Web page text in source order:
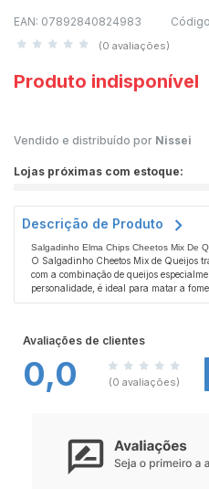
EAN: 07892840824983
(0 avaliações)
Produto indisponível
Vendido e distribuído por Nissei
Lojas próximas com estoque:
Descrição de Produto
Salgadinho Elma Chips Cheetos Mix De
O Salgadinho Cheetos Mix de Queijos
com a combinação de queijos
personalidade, é ideal para matar a
com amigos e família em momentos de
Avaliações de clientes
0,0 (0 avaliações)